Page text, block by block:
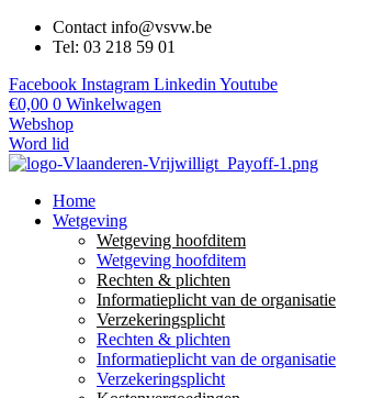
Contact info@vsvw.be
Tel: 03 218 59 01
Facebook Instagram Linkedin Youtube
€0,00 0 Winkelwagen
Webshop
Word lid
Home
Wetgeving
Wetgeving hoofditem
Wetgeving hoofditem
Rechten & plichten
Informatieplicht van de organisatie
Verzekeringsplicht
Rechten & plichten
Informatieplicht van de organisatie
Verzekeringsplicht